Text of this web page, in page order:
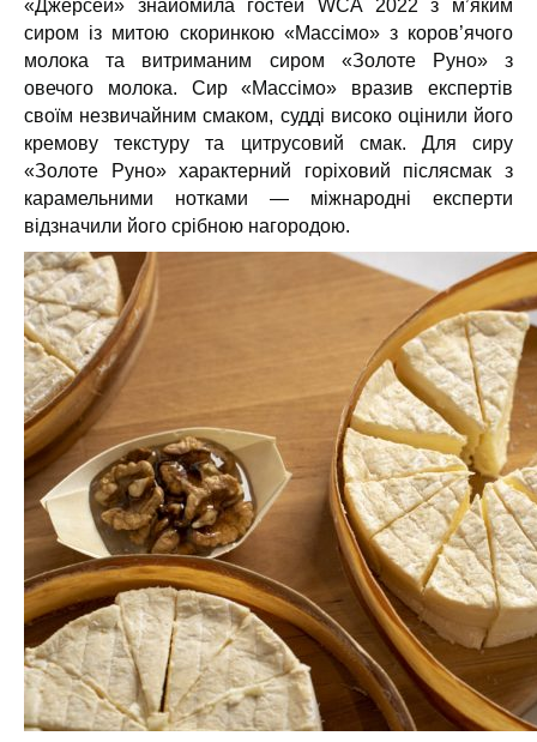
«Джерсей» знайомила гостей WCA 2022 з м’яким
сиром із митою скоринкою «Массімо» з коров’ячого
молока та витриманим сиром «Золоте Руно» з
овечого молока. Сир «Массімо» вразив експертів
своїм незвичайним смаком, судді високо оцінили його
кремову текстуру та цитрусовий смак. Для сиру
«Золоте Руно» характерний горіховий післясмак з
карамельними нотками — міжнародні експерти
відзначили його срібною нагородою.